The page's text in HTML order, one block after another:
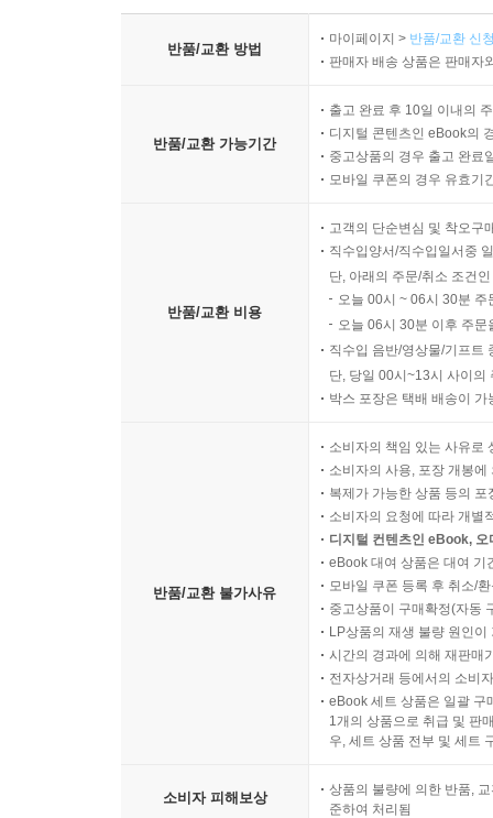
반품/교환 방법
마이페이지 > 반품/교환 신
판매자 배송 상품은 판매자
반품/교환 가능기간
출고 완료 후 10일 이내의
디지털 콘텐츠인 eBook의
중고상품의 경우 출고 완료
모바일 쿠폰의 경우 유효기
반품/교환 비용
고객의 단순변심 및 착오구
직수입양서/직수입일서중
단, 아래의 주문/취소 조건
오늘 00시 ~ 06시 30분
오늘 06시 30분 이후 주
직수입 음반/영상물/기프트
단, 당일 00시~13시 사이의
박스 포장은 택배 배송이
반품/교환 불가사유
소비자의 책임 있는 사유로
소비자의 사용, 포장 개봉
복제가 가능한 상품 등의
소비자의 요청에 따라 개별
디지털 컨텐츠인 eBook,
eBook 대여 상품은 대여 기
모바일 쿠폰 등록 후 취소/
중고상품이 구매확정(자동
LP상품의 재생 불량 원인
시간의 경과에 의해 재판매
전자상거래 등에서의 소비
eBook 세트 상품은 일괄 구
1개의 상품으로 취급 및 판
우, 세트 상품 전부 및 세트
소비자 피해보상
상품의 불량에 의한 반품,
준하여 처리됨